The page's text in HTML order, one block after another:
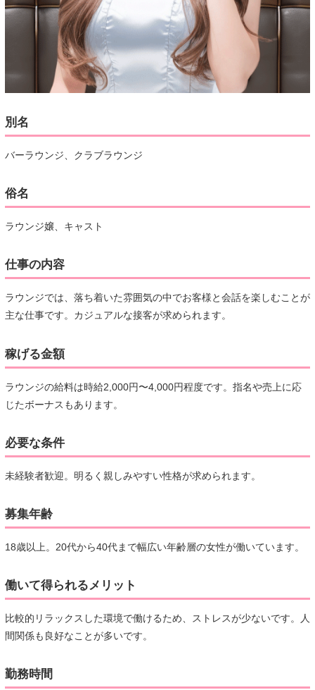
別名
バーラウンジ、クラブラウンジ
俗名
ラウンジ嬢、キャスト
仕事の内容
ラウンジでは、落ち着いた雰囲気の中でお客様と会話を楽しむことが
主な仕事です。カジュアルな接客が求められます。
稼げる金額
ラウンジの給料は時給2,000円〜4,000円程度です。指名や売上に応
じたボーナスもあります。
必要な条件
未経験者歓迎。明るく親しみやすい性格が求められます。
募集年齢
18歳以上。20代から40代まで幅広い年齢層の女性が働いています。
働いて得られるメリット
比較的リラックスした環境で働けるため、ストレスが少ないです。人
間関係も良好なことが多いです。
勤務時間